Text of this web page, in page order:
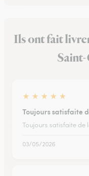
Ils ont fait
★ ★ ★ ★ ★
Toujours satisfaite
Toujours satisfaite de
03/05/2026